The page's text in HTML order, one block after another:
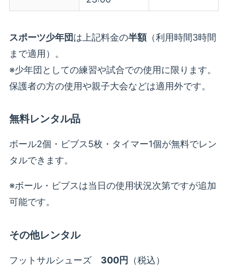
スポーツ少年団は上記料金の半額（利用時間3時間
まで適用）。
※少年団としての練習や試合での使用に限ります。
保護者の方の使用や親子大会などは適用外です。
無料レンタル品
ボール2個・ビブス5枚・タイマー1個が無料でレン
タルできます。
※ボール・ビブスは当日の使用状況次第ですが追加
可能です。
その他レンタル
フットサルシューズ 300円 （税込）